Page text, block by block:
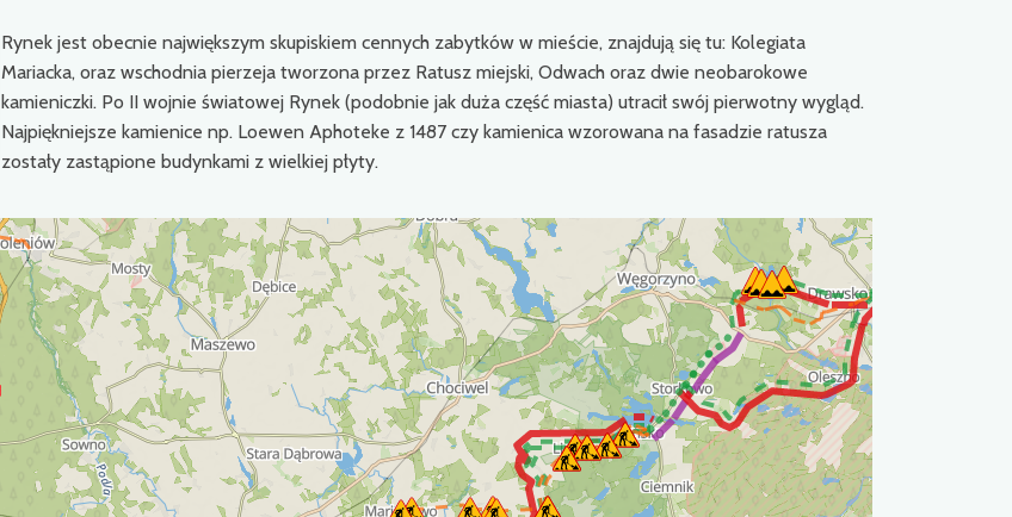
Rynek jest obecnie największym skupiskiem cennych zabytków w mieście, znajdują się tu: Kolegiata
Mariacka, oraz wschodnia pierzeja tworzona przez Ratusz miejski, Odwach oraz dwie neobarokowe
kamieniczki. Po II wojnie światowej Rynek (podobnie jak duża część miasta) utracił swój pierwotny wygląd.
Najpiękniejsze kamienice np. Loewen Aphoteke z 1487 czy kamienica wzorowana na fasadzie ratusza
zostały zastąpione budynkami z wielkiej płyty.